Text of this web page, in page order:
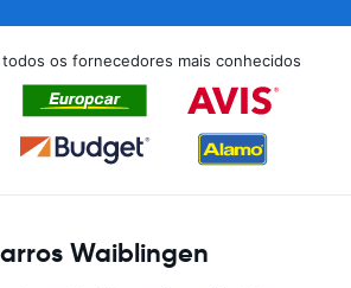
todos os fornecedores mais conhecidos
Waiblingen